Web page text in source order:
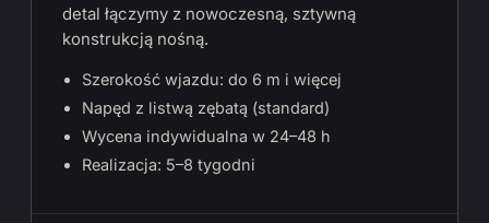
detal łączymy z nowoczesną, sztywną
konstrukcją nośną.
Szerokość wjazdu: do 6 m i więcej
Napęd z listwą zębatą (standard)
Wycena indywidualna w 24–48 h
Realizacja: 5–8 tygodni